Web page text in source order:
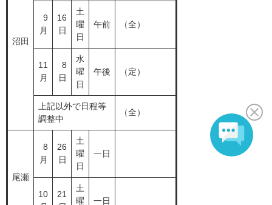
沼田
9
月
16
日
土
曜
日
午前 （全）
11
月
8
日
水
曜
日
午後 （定）
上記以外で日程等
調整中
（全）
尾瀬
8
月
26
日
土
曜
日
一日
10
21
土
曜
一日